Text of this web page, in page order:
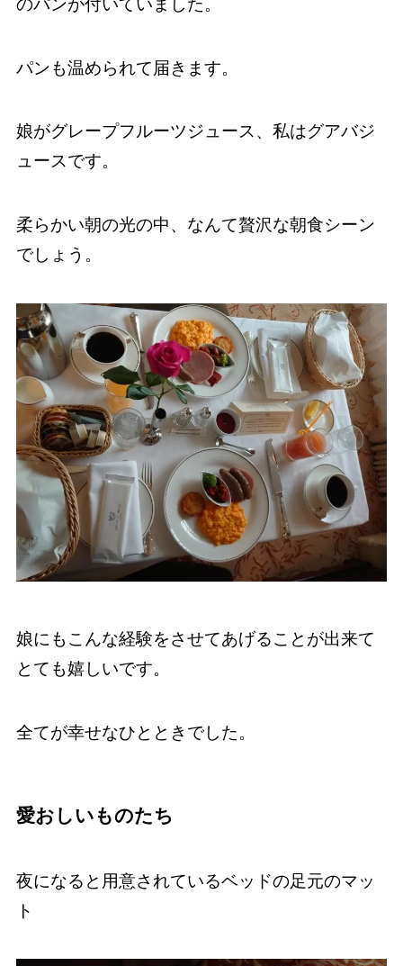
のパンが付いていました。
パンも温められて届きます。
娘がグレープフルーツジュース、私はグアバジ
ュースです。
柔らかい朝の光の中、なんて贅沢な朝食シーン
でしょう。
娘にもこんな経験をさせてあげることが出来て
とても嬉しいです。
全てが幸せなひとときでした。
愛おしいものたち
夜になると用意されているベッドの足元のマッ
ト